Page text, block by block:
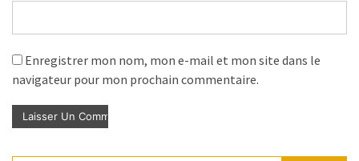
Enregistrer mon nom, mon e-mail et mon site dans le
navigateur pour mon prochain commentaire.